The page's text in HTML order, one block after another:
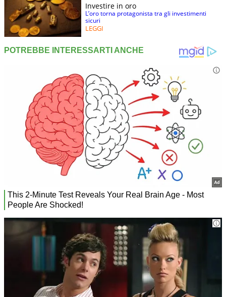
Investire in oro
L’oro torna protagonista tra gli investimenti
sicuri
LEGGI